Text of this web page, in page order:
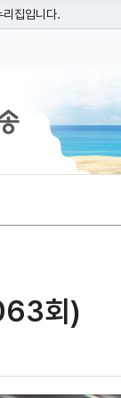
집입니다.
를 사용하고 있다면
회)